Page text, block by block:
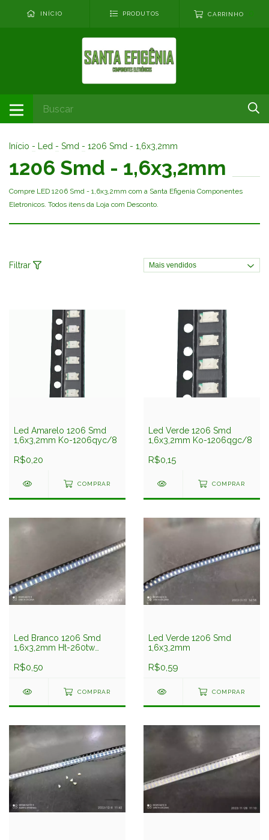
INÍCIO PRODUTOS CARRINHO
Início - Led - Smd - 1206 Smd - 1,6x3,2mm
1206 Smd - 1,6x3,2mm
Compre LED 1206 Smd - 1,6x3,2mm com a Santa Efigenia Componentes
Eletronicos. Todos itens da Loja com Desconto.
Filtrar
Led Amarelo 1206 Smd
1,6x3,2mm Ko-1206qyc/8
R$0,20
COMPRAR
Led Verde 1206 Smd
1,6x3,2mm Ko-1206qgc/8
R$0,15
COMPRAR
Led Branco 1206 Smd
1,6x3,2mm Ht-260tw
R$0,50
COMPRAR
Led Verde 1206 Smd
1,6x3,2mm
R$0,59
COMPRAR